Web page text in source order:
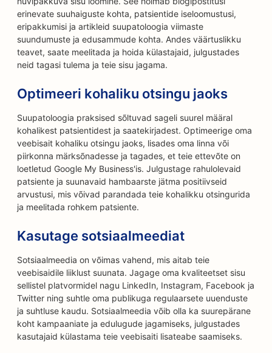
erinevate suuhaiguste kohta, patsientide iseloomustusi,
eripakkumisi ja artikleid suupatoloogia viimaste
suundumuste ja edusammude kohta. Andes väärtuslikku
teavet, saate meelitada ja hoida külastajaid, julgustades
neid tagasi tulema ja teie sisu jagama.
Optimeeri kohaliku otsingu jaoks
Suupatoloogia praksised sõltuvad sageli suurel määral
kohalikest patsientidest ja saatekirjadest. Optimeerige oma
veebisait kohaliku otsingu jaoks, lisades oma linna või
piirkonna märksõnadesse ja tagades, et teie ettevõte on
loetletud Google My Business'is. Julgustage rahulolevaid
patsiente ja suunavaid hambaarste jätma positiivseid
arvustusi, mis võivad parandada teie kohalikku otsingurida
ja meelitada rohkem patsiente.
Kasutage sotsiaalmeediat
Sotsiaalmeedia on võimas vahend, mis aitab teie
veebisaidile liiklust suunata. Jagage oma kvaliteetset sisu
sellistel platvormidel nagu LinkedIn, Instagram, Facebook ja
Twitter ning suhtle oma publikuga regulaarsete uuenduste
ja suhtluse kaudu. Sotsiaalmeedia võib olla ka suurepärane
koht kampaaniate ja edulugude jagamiseks, julgustades
kasutajaid külastama teie veebisaiti lisateabe saamiseks.